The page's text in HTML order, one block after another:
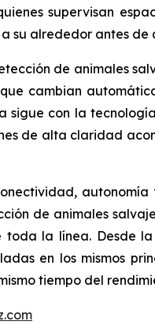
supervisan
su alrededor antes de
de animales
cambian
sigue con la
de alta claridad
de animales
toda la línea. Desde
en los mismos
tiempo del